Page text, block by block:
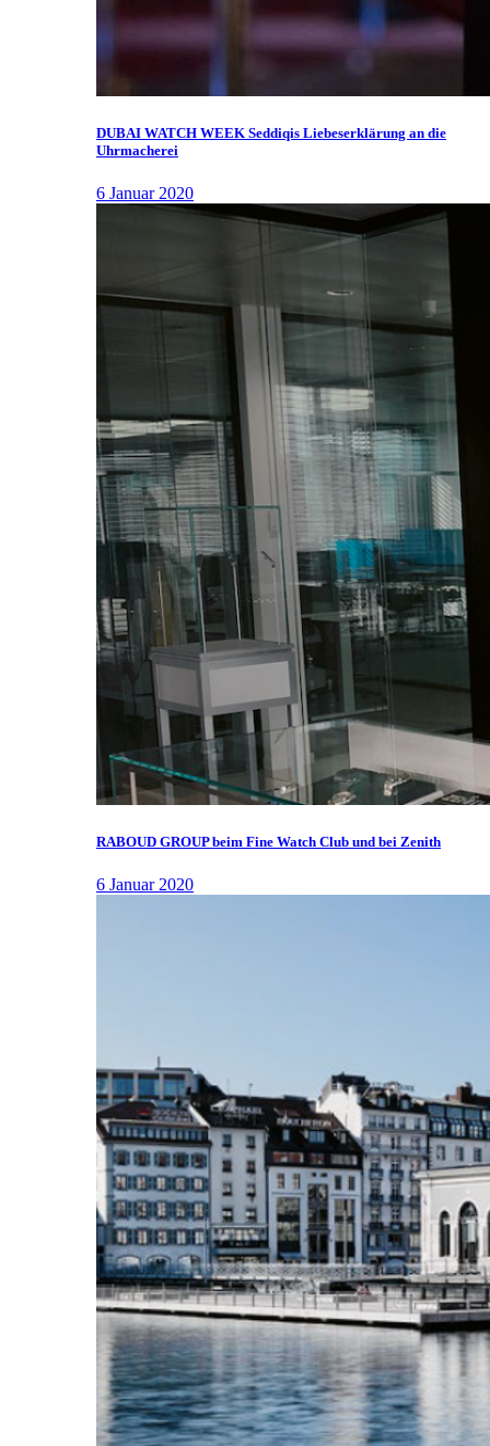
DUBAI WATCH WEEK Seddiqis Liebeserklärung an die
Uhrmacherei
6 Januar 2020
RABOUD GROUP beim Fine Watch Club und bei Zenith
6 Januar 2020